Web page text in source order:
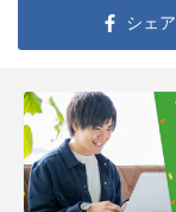
シェア